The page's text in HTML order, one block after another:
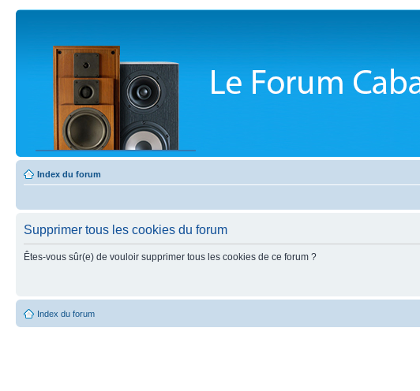
Index du forum
Supprimer tous les cookies du forum
Êtes-vous sûr(e) de vouloir supprimer tous les cookies de ce forum ?
Index du forum